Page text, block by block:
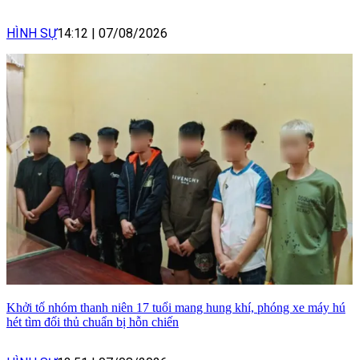
HÌNH SỰ14:12 | 07/08/2026
Khởi tố nhóm thanh niên 17 tuổi mang hung khí, phóng xe máy hú
hét tìm đối thủ chuẩn bị hỗn chiến